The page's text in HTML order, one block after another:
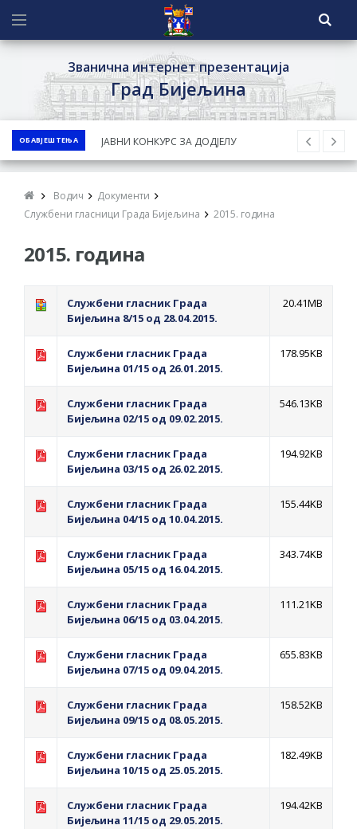
Званична интернет презентација
Град Бијељина
ОБАВЈЕШТЕЊА
ЈАВНИ КОНКУРС ЗА ДОДЈЕЛУ
БЕСПОВРАТНИХ СРЕДСТАВА ЗА
КУЋЕ СА ОКУЋНИЦОМ НА ТЕРИТОРИЈИ
Обавјештење за предузетника - Ненад
ПРЕЛИМИНАРНA РАНГ ЛИСТA
КАНДИДАТА КОЈИ СУ ОСТВАРИЛИ ПРАВО
ДОДАТАК ЗА ДЕМОБИЛИСАНЕ БОРЦЕ
СОЦИЈАЛНЕ ПОТРЕБЕ
Обрасци захтјева за регресирано
гориво доступни од 13. марта до 15.
Захтјев за издавање ПОНОСНЕ КАРТИЦЕ
Ујић
НЕПРОПИСНОГ ОДЛАГАЊА ОТПАДА УЗ
ДОДЈЕЛУ ФИНАНСИЈСКЕ НАГРАДЕ
Водич
Документи
Службени гласници Града Бијељина
2015. година
2015. година
Службени гласник Града
Бијељина 8/15 од 28.04.2015.
20.41MB
Службени гласник Града
Бијељина 01/15 од 26.01.2015.
178.95KB
Службени гласник Града
Бијељина 02/15 од 09.02.2015.
546.13KB
Службени гласник Града
Бијељина 03/15 од 26.02.2015.
194.92KB
Службени гласник Града
Бијељина 04/15 од 10.04.2015.
155.44KB
Службени гласник Града
Бијељина 05/15 од 16.04.2015.
343.74KB
Службени гласник Града
Бијељина 06/15 од 03.04.2015.
111.21KB
Службени гласник Града
Бијељина 07/15 од 09.04.2015.
655.83KB
Службени гласник Града
Бијељина 09/15 од 08.05.2015.
158.52KB
Службени гласник Града
Бијељина 10/15 од 25.05.2015.
182.49KB
Службени гласник Града
Бијељина 11/15 од 29.05.2015.
194.42KB